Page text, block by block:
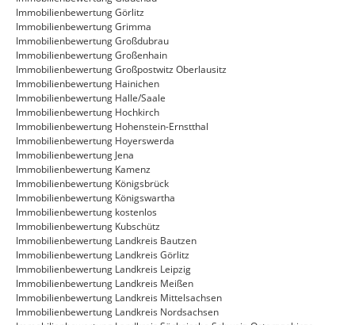
Immobilienbewertung Görlitz
Immobilienbewertung Grimma
Immobilienbewertung Großdubrau
Immobilienbewertung Großenhain
Immobilienbewertung Großpostwitz Oberlausitz
Immobilienbewertung Hainichen
Immobilienbewertung Halle/Saale
Immobilienbewertung Hochkirch
Immobilienbewertung Hohenstein-Ernstthal
Immobilienbewertung Hoyerswerda
Immobilienbewertung Jena
Immobilienbewertung Kamenz
Immobilienbewertung Königsbrück
Immobilienbewertung Königswartha
Immobilienbewertung kostenlos
Immobilienbewertung Kubschütz
Immobilienbewertung Landkreis Bautzen
Immobilienbewertung Landkreis Görlitz
Immobilienbewertung Landkreis Leipzig
Immobilienbewertung Landkreis Meißen
Immobilienbewertung Landkreis Mittelsachsen
Immobilienbewertung Landkreis Nordsachsen